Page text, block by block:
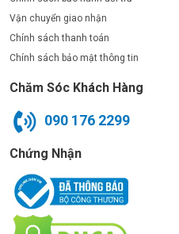
Vận chuyển giao nhận
Chính sách thanh toán
Chính sách bảo mật thông tin
Chăm Sóc Khách Hàng
090 176 2299
Chứng Nhận